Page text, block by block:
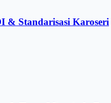
& Standarisasi Karoseri